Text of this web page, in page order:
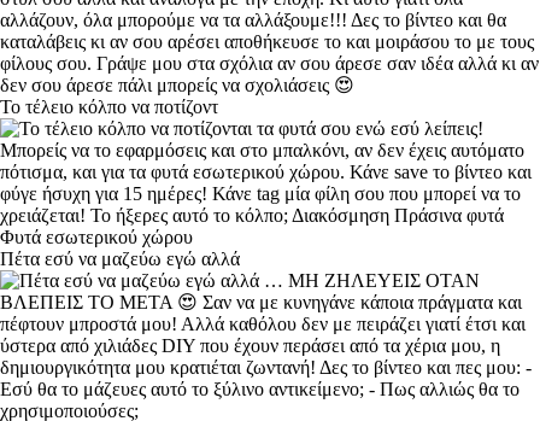
Το τέλειο κόλπο να ποτίζοντ
Πέτα εσύ να μαζεύω εγώ αλλά